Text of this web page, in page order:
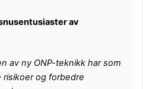
av
av ny ONP-teknikk har som
risikoer og forbedre